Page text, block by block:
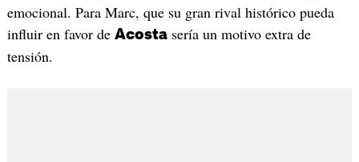
emocional. Para Marc, que su gran rival histórico pueda
influir en favor de Acostasería un motivo extra de
tensión.